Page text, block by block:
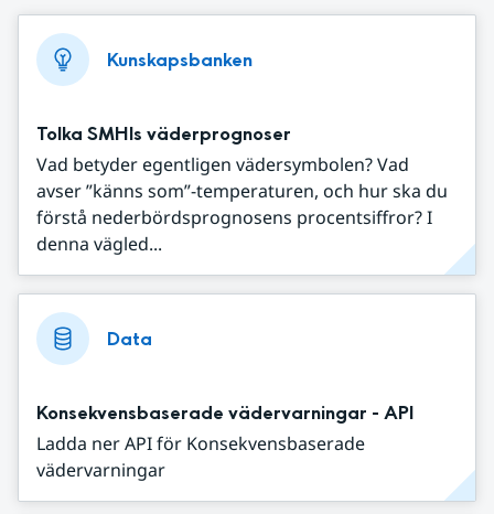
Kunskapsbanken
Tolka SMHIs väderprognoser
Vad betyder egentligen vädersymbolen? Vad
avser ”känns som”-temperaturen, och hur ska du
förstå nederbördsprognosens procentsiffror? I
denna vägled...
Data
Konsekvensbaserade vädervarningar - API
Ladda ner API för Konsekvensbaserade
vädervarningar